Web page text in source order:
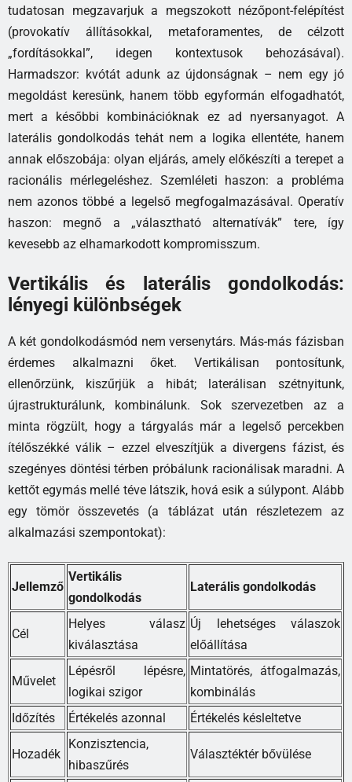
tudatosan megzavarjuk a megszokott nézőpont-felépítést
(provokatív állításokkal, metaforamentes, de célzott
„fordításokkal”, idegen kontextusok behozásával).
Harmadszor: kvótát adunk az újdonságnak – nem egy jó
megoldást keresünk, hanem több egyformán elfogadhatót,
mert a későbbi kombinációknak ez ad nyersanyagot. A
laterális gondolkodás tehát nem a logika ellentéte, hanem
annak előszobája: olyan eljárás, amely előkészíti a terepet a
racionális mérlegeléshez. Szemléleti haszon: a probléma
nem azonos többé a legelső megfogalmazásával. Operatív
haszon: megnő a „választható alternatívák” tere, így
kevesebb az elhamarkodott kompromisszum.
Vertikális és laterális gondolkodás:
lényegi különbségek
A két gondolkodásmód nem versenytárs. Más-más fázisban
érdemes alkalmazni őket. Vertikálisan pontosítunk,
ellenőrzünk, kiszűrjük a hibát; laterálisan szétnyitunk,
újrastrukturálunk, kombinálunk. Sok szervezetben az a
minta rögzült, hogy a tárgyalás már a legelső percekben
ítélőszékké válik – ezzel elveszítjük a divergens fázist, és
szegényes döntési térben próbálunk racionálisak maradni. A
kettőt egymás mellé téve látszik, hová esik a súlypont. Alább
egy tömör összevetés (a táblázat után részletezem az
alkalmazási szempontokat):
Jellemző
Vertikális
gondolkodás
Laterális gondolkodás
Cél
Helyes válasz
kiválasztása
Új lehetséges válaszok
előállítása
Művelet
Lépésről lépésre,
logikai szigor
Mintatörés, átfogalmazás,
kombinálás
Időzítés
Értékelés azonnal Értékelés késleltetve
Hozadék
Konzisztencia,
hibaszűrés
Választéktér bővülése